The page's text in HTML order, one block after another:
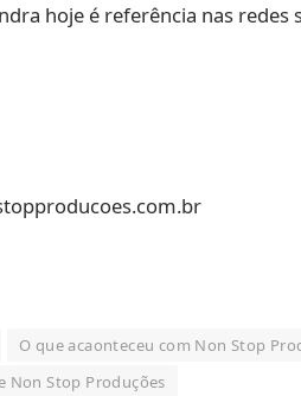
hoje é referência nas redes
O que acaonteceu com Non Stop
Non Stop Produções